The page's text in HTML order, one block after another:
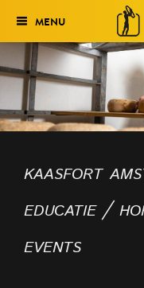
Verkiezing
Publieksprijs
Historie
Genomineerden
Finale Avond
MENU
kaasfort
educatie /
events